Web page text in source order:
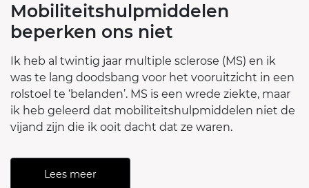
Mobiliteitshulpmiddelen
beperken ons niet
Ik heb al twintig jaar multiple sclerose (MS) en ik
was te lang doodsbang voor het vooruitzicht in een
rolstoel te ‘belanden’. MS is een wrede ziekte, maar
ik heb geleerd dat mobiliteitshulpmiddelen niet de
vijand zijn die ik ooit dacht dat ze waren.
Lees meer